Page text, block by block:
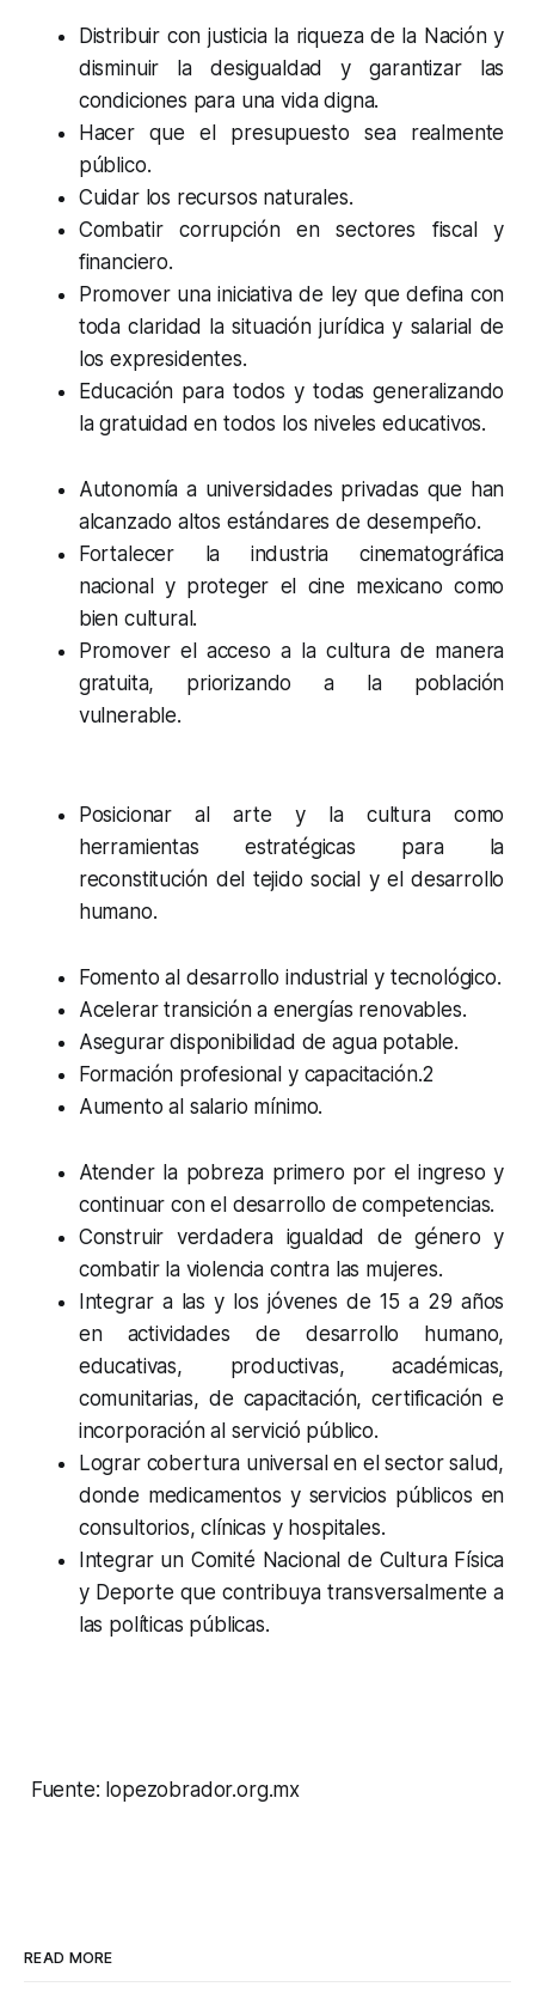
Distribuir con justicia la riqueza de la Nación y
disminuir la desigualdad y garantizar las
condiciones para una vida digna.
Hacer que el presupuesto sea realmente
público.
Cuidar los recursos naturales.
Combatir corrupción en sectores fiscal y
financiero.
Promover una iniciativa de ley que defina con
toda claridad la situación jurídica y salarial de
los expresidentes.
Educación para todos y todas generalizando
la gratuidad en todos los niveles educativos.
Autonomía a universidades privadas que han
alcanzado altos estándares de desempeño.
Fortalecer la industria cinematográfica
nacional y proteger el cine mexicano como
bien cultural.
Promover el acceso a la cultura de manera
gratuita, priorizando a la población
vulnerable.
Posicionar al arte y la cultura como
herramientas estratégicas para la
reconstitución del tejido social y el desarrollo
humano.
Fomento al desarrollo industrial y tecnológico.
Acelerar transición a energías renovables.
Asegurar disponibilidad de agua potable.
Formación profesional y capacitación.2
Aumento al salario mínimo.
Atender la pobreza primero por el ingreso y
continuar con el desarrollo de competencias.
Construir verdadera igualdad de género y
combatir la violencia contra las mujeres.
Integrar a las y los jóvenes de 15 a 29 años
en actividades de desarrollo humano,
educativas, productivas, académicas,
comunitarias, de capacitación, certificación e
incorporación al servició público.
Lograr cobertura universal en el sector salud,
donde medicamentos y servicios públicos en
consultorios, clínicas y hospitales.
Integrar un Comité Nacional de Cultura Física
y Deporte que contribuya transversalmente a
las políticas públicas.
Fuente: lopezobrador.org.mx
READ MORE